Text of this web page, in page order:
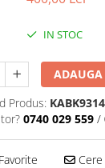
IN STOC
ADAUGA
Produs:
0740 029 559 /
Cere